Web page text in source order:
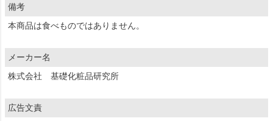
備考
本商品は食べものではありません。
メーカー名
株式会社 基礎化粧品研究所
広告文責